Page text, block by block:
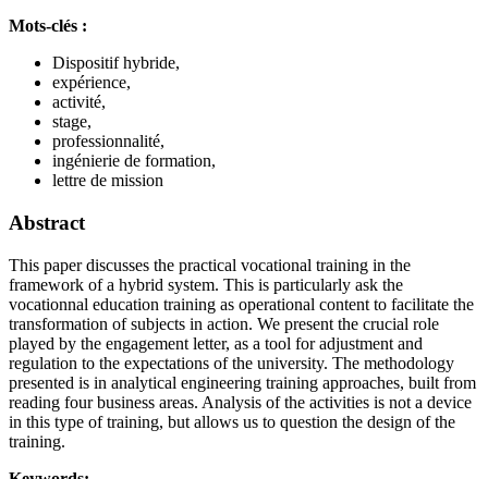
Mots-clés :
Dispositif hybride,
expérience,
activité,
stage,
professionnalité,
ingénierie de formation,
lettre de mission
Abstract
This paper discusses the practical vocational training in the
framework of a hybrid system. This is particularly ask the
vocationnal education training as operational content to facilitate the
transformation of subjects in action. We present the crucial role
played by the engagement letter, as a tool for adjustment and
regulation to the expectations of the university. The methodology
presented is in analytical engineering training approaches, built from
reading four business areas. Analysis of the activities is not a device
in this type of training, but allows us to question the design of the
training.